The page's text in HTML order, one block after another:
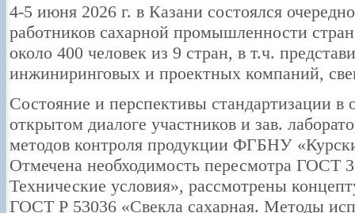
4-5 июня 2026 г. в Казани состоялся
работников сахарной промышленности
около 400 человек из 9 стран, в т.ч.
инжиниринговых и проектных компаний,
Состояние и перспективы стандартизации в
открытом диалоге участников и зав.
методов контроля продукции ФГБНУ
Отмечена необходимость пересмотра ГОСТ
Технические условия», рассмотрены
ГОСТ Р 53036 «Свекла сахарная. Методы